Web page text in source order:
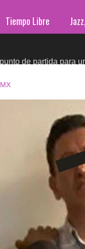
Tiempo Libre
para una nueva